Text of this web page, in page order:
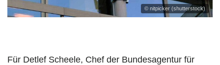
© nitpicker (shutterstock)
Für Detlef Scheele, Chef der Bundesagentur für